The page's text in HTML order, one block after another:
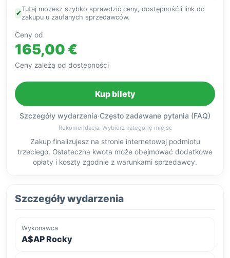
✔
Tutaj możesz szybko sprawdzić ceny, dostępność i link do
zakupu u zaufanych sprzedawców.
Ceny od
165,00 €
Ceny zależą od dostępności
Kup bilety
Szczegóły wydarzenia·Często zadawane pytania (FAQ)
Rekomendacja: Wybierz kategorię miejsc
Zakup finalizujesz na stronie internetowej podmiotu
trzeciego. Ostateczna kwota może obejmować dodatkowe
opłaty i koszty zgodnie z warunkami sprzedawcy.
Szczegóły wydarzenia
Wykonawca
A$AP Rocky